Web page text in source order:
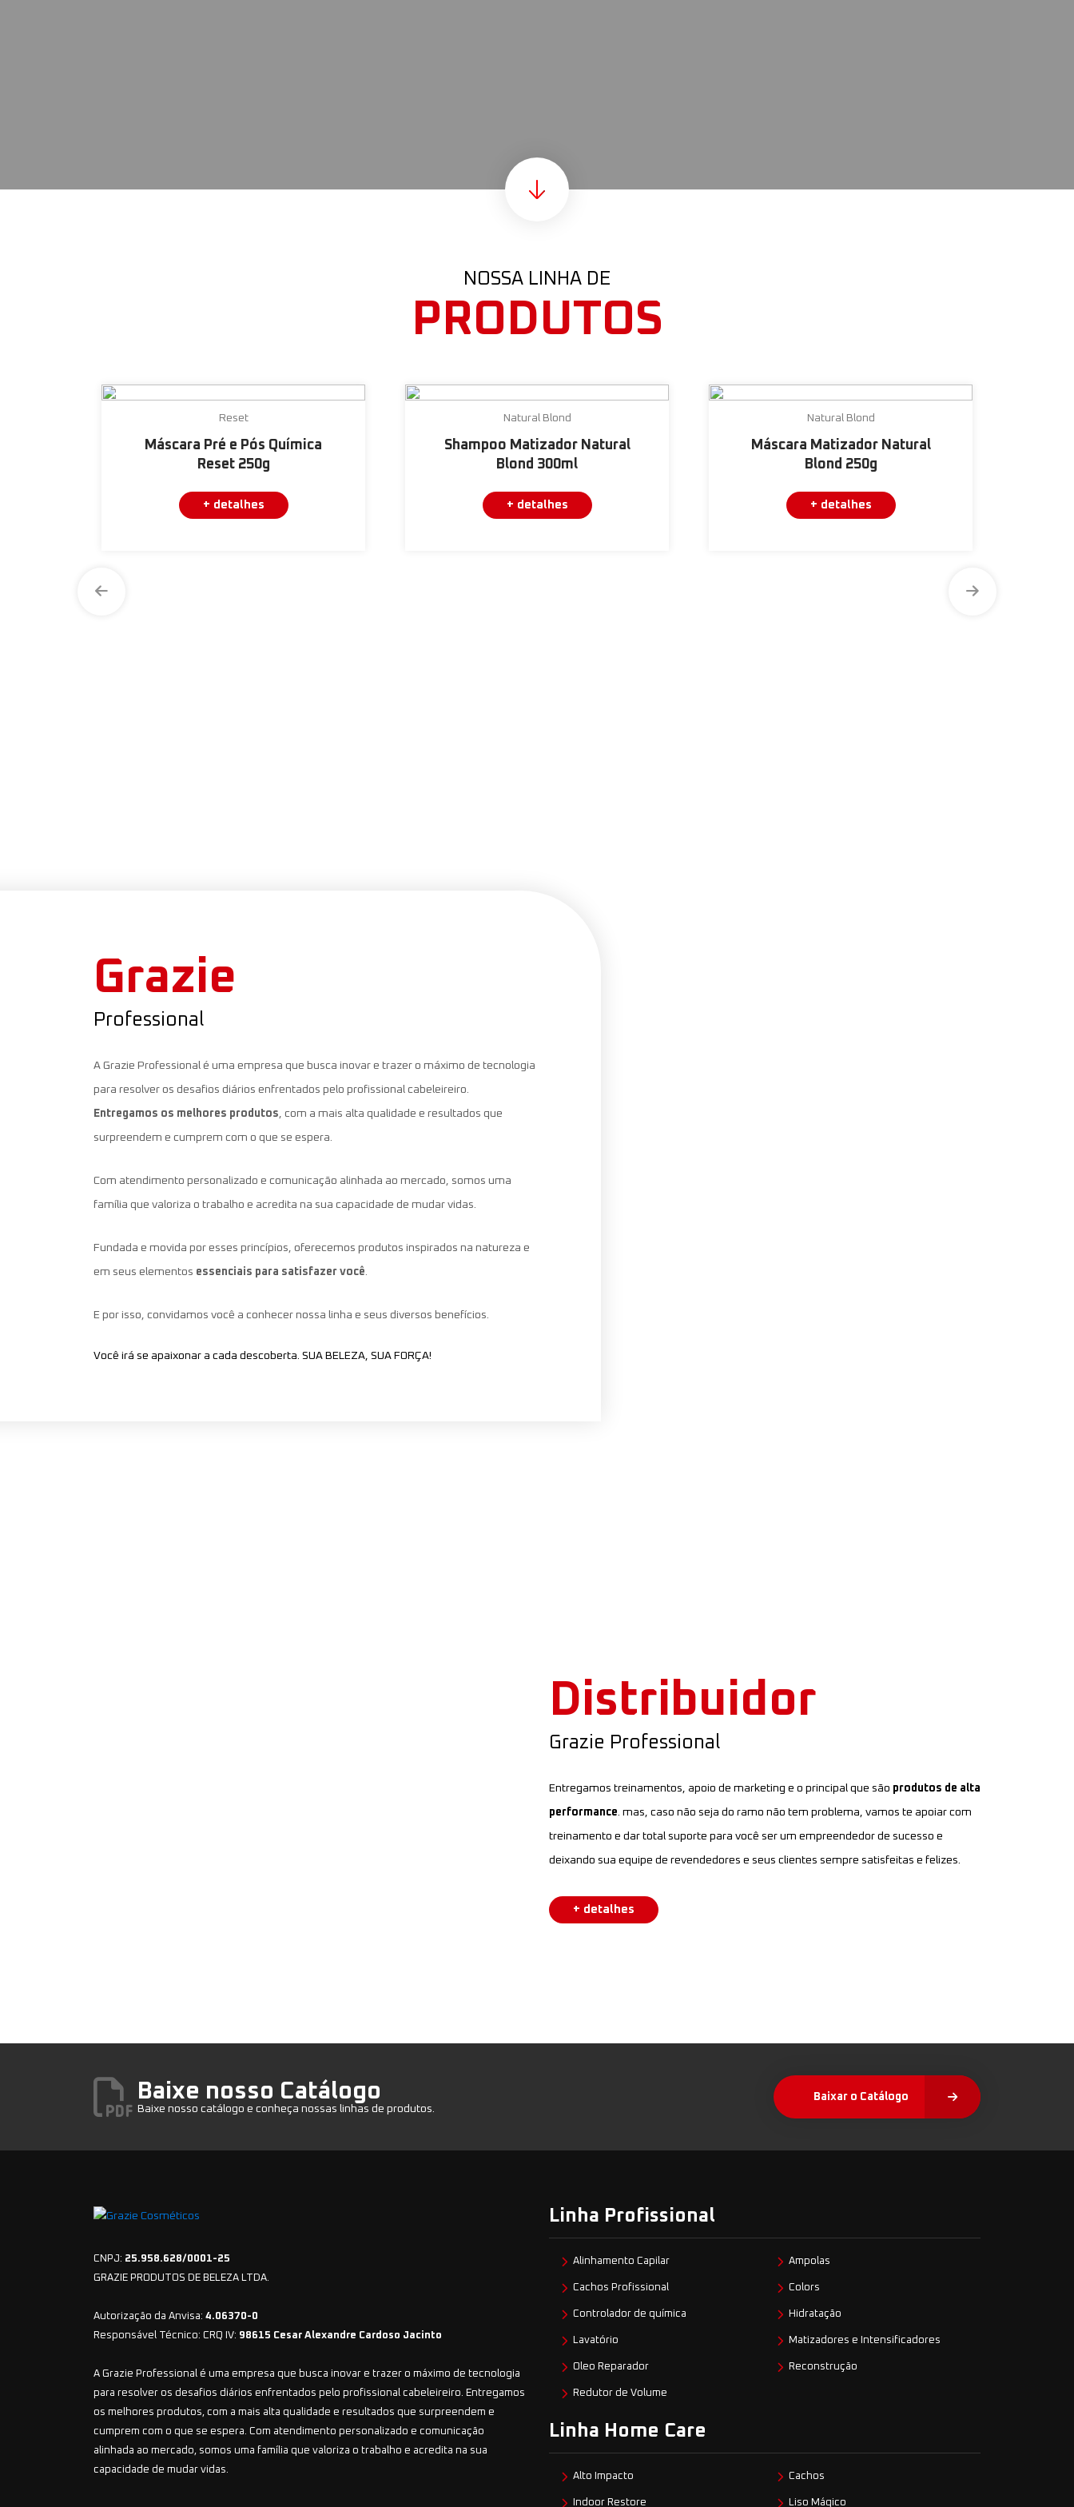
NOSSA LINHA DE
PRODUTOS
Reset
Máscara Pré e Pós Química
Reset 250g
+ detalhes
Natural Blond
Shampoo Matizador Natural
Blond 300ml
+ detalhes
Natural Blond
Máscara Matizador Natural
Blond 250g
+ detalhes
Grazie
Professional
A Grazie Professional é uma empresa que busca inovar e trazer o máximo de tecnologia
para resolver os desafios diários enfrentados pelo profissional cabeleireiro.
Entregamos os melhores produtos, com a mais alta qualidade e resultados que
surpreendem e cumprem com o que se espera.
Com atendimento personalizado e comunicação alinhada ao mercado, somos uma
família que valoriza o trabalho e acredita na sua capacidade de mudar vidas.
Fundada e movida por esses princípios, oferecemos produtos inspirados na natureza e
em seus elementos essenciais para satisfazer você.
E por isso, convidamos você a conhecer nossa linha e seus diversos benefícios.
Você irá se apaixonar a cada descoberta. SUA BELEZA, SUA FORÇA!
Distribuidor
Grazie Professional
Entregamos treinamentos, apoio de marketing e o principal que são produtos de alta
performance. mas, caso não seja do ramo não tem problema, vamos te apoiar com
treinamento e dar total suporte para você ser um empreendedor de sucesso e
deixando sua equipe de revendedores e seus clientes sempre satisfeitas e felizes.
+ detalhes
Baixe nosso Catálogo
Baixe nosso catálogo e conheça nossas linhas de produtos.
Baixar o Catálogo
CNPJ: 25.958.628/0001-25
GRAZIE PRODUTOS DE BELEZA LTDA.
Autorização da Anvisa: 4.06370-0
Responsável Técnico: CRQ IV: 98615 Cesar Alexandre Cardoso Jacinto
A Grazie Professional é uma empresa que busca inovar e trazer o máximo de tecnologia
para resolver os desafios diários enfrentados pelo profissional cabeleireiro. Entregamos
os melhores produtos, com a mais alta qualidade e resultados que surpreendem e
cumprem com o que se espera. Com atendimento personalizado e comunicação
alinhada ao mercado, somos uma família que valoriza o trabalho e acredita na sua
capacidade de mudar vidas.
Linha Profissional
Alinhamento Capilar Ampolas
Cachos Profissional Colors
Controlador de química Hidratação
Lavatório Matizadores e Intensificadores
Oleo Reparador Reconstrução
Redutor de Volume
Linha Home Care
Alto Impacto Cachos
Indoor Restore Liso Mágico